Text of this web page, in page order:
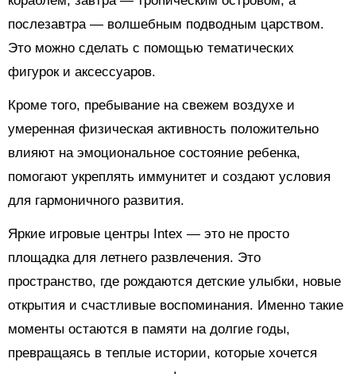
послезавтра — волшебным подводным царством.
Это можно сделать с помощью тематических
фигурок и аксессуаров.
Кроме того, пребывание на свежем воздухе и
умеренная физическая активность положительно
влияют на эмоциональное состояние ребенка,
помогают укреплять иммунитет и создают условия
для гармоничного развития.
Яркие игровые центры Intex — это не просто
площадка для летнего развлечения. Это
пространство, где рождаются детские улыбки, новые
открытия и счастливые воспоминания. Именно такие
моменты остаются в памяти на долгие годы,
превращаясь в теплые истории, которые хочется